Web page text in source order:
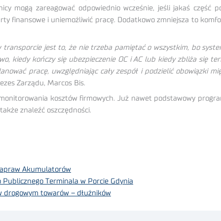
mogą zareagować odpowiednio wcześnie, jeśli jakaś część
finansowe i uniemożliwić pracę. Dodatkowo zmniejsza to
jest to, że nie trzeba pamiętać o wszystkim, bo
kiedy kończy się ubezpieczenie OC i AC lub kiedy zbliża się
pracę, uwzględniając cały zespół i podzielić obowiązki
Zarządu, Marcos Bis.
kosztów firmowych. Już nawet podstawowy
znaleźć oszczędności.
Akumulatorów
Terminala w Porcie Gdynia
drogowym towarów – dłużników